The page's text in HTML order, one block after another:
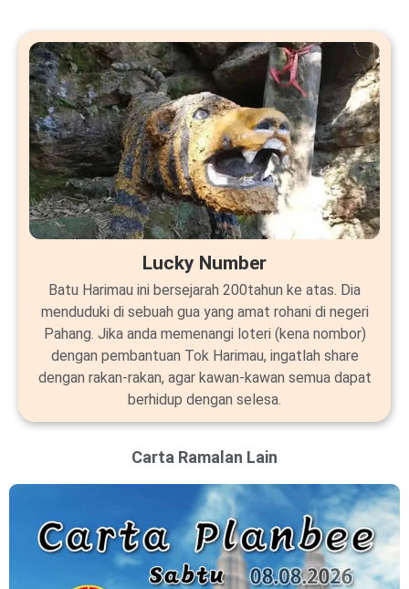
Lucky Number
Batu Harimau ini bersejarah 200tahun ke atas. Dia
menduduki di sebuah gua yang amat rohani di negeri
Pahang. Jika anda memenangi loteri (kena nombor)
dengan pembantuan Tok Harimau, ingatlah share
dengan rakan-rakan, agar kawan-kawan semua dapat
berhidup dengan selesa.
Carta Ramalan Lain